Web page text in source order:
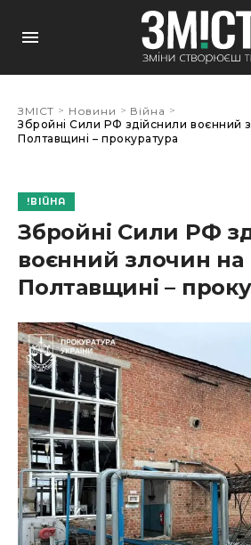
ЗМІСТ > Новини > Війна >
Збройні Сили РФ здійснили воєнний
Полтавщині – прокуратура
ВІЙНА
Збройні Сили РФ
воєнний злочин на
Полтавщині –